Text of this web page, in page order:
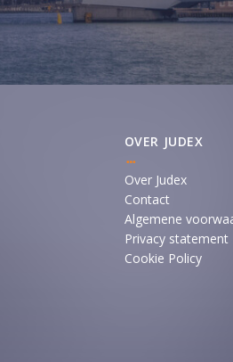
OVER JUDEX
Over Judex
Contact
Algemene
Privacy statement
Cookie Policy